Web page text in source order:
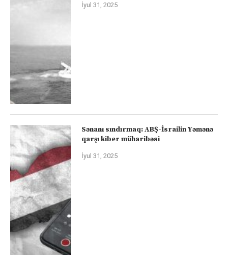
İyul 31, 2025
Sənanı sındırmaq: ABŞ-İsrailin Yəmənə
qarşı kiber müharibəsi
İyul 31, 2025